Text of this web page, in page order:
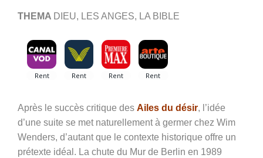
THEMA DIEU, LES ANGES, LA BIBLE
Après le succès critique des Ailes du désir, l’idée
d’une suite se met naturellement à germer chez Wim
Wenders, d’autant que le contexte historique offre un
prétexte idéal. La chute du Mur de Berlin en 1989